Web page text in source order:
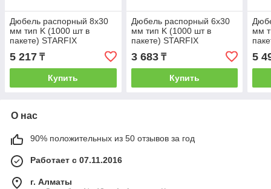
Дюбель распорный 8х30
мм тип K (1000 шт в
пакете) STARFIX
(STARFIX) (SM-43752-
1000)
5 217 ₸
Купить
Дюбель распорный 6х30
мм тип K (1000 шт в
пакете) STARFIX
(STARFIX) (SM-41752-
1000)
3 683₸
Купить
мм
5
О нас
90% положительных из 50 отзывов за год
Работает с 07.11.2016
г. Алматы